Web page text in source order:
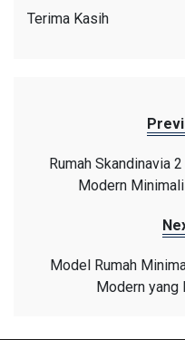
Terima Kasih
Rumah Skandinavia
Modern
Model Rumah
Modern yang